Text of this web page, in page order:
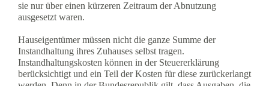
sie nur über einen kürzeren Zeitraum der Abnutzung
ausgesetzt waren.
Hauseigentümer müssen nicht die ganze Summe der
Instandhaltung ihres Zuhauses selbst tragen.
Instandhaltungskosten können in der Steuererklärung
berücksichtigt und ein Teil der Kosten für diese zurückerlangt